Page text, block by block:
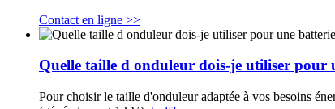
Contact en ligne >>
Quelle taille d onduleur dois-je utiliser
Pour choisir le taille d'onduleur adaptée à vos besoins